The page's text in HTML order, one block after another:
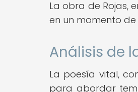
La obra de Rojas,
en un momento
Análisis de
La poesía vital,
para abordar